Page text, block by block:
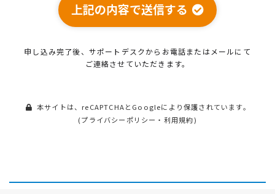
上記の内容で送信する
申し込み完了後、サポートデスクから お電話またはメールにて
ご連絡させていただきます。
本サイトは、reCAPTCHAとGoogleにより保護されています。
(プライバシーポリシー ・ 利用規約)